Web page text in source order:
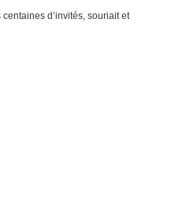
d’invités, souriait et